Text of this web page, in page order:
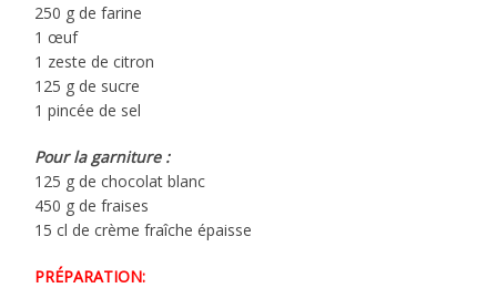
250 g de farine
1 œuf
1 zeste de citron
125 g de sucre
1 pincée de sel
Pour la garniture :
125 g de chocolat blanc
450 g de fraises
15 cl de crème fraîche épaisse
PRÉPARATION: